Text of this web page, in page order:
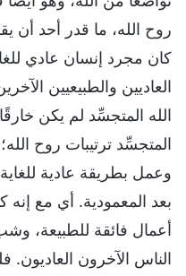
روح الله، ما قدر أحد أن
كان مجرد إنسان عادي
العاديين والطبيعيين
الله المتجسِّد لم يكن
المتجسِّد ترتيبات روح
وعمل بطريقة عادية
بعد المعمودية. أي مع إنه
أعمال فائقة للطبيعة،
الناس الآخرون